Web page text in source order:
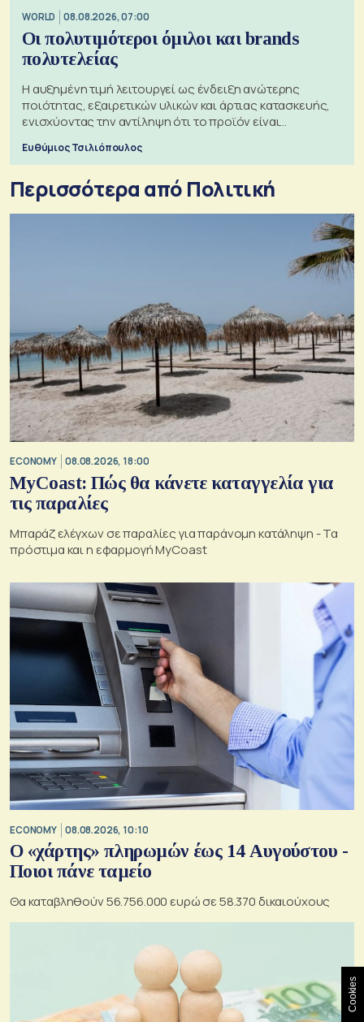
WORLD 08.08.2026, 07:00
Οι πολυτιμότεροι όμιλοι και brands
πολυτελείας
Η αυξημένη τιμή λειτουργεί ως ένδειξη ανώτερης
ποιότητας, εξαιρετικών υλικών και άρτιας κατασκευής,
ενισχύοντας την αντίληψη ότι το προϊόν είναι
Ευθύμιος Τσιλιόπουλος
Περισσότερα από Πολιτική
ECONOMY 08.08.2026, 18:00
MyCoast: Πώς θα κάνετε καταγγελία για
τις παραλίες
Μπαράζ ελέγχων σε παραλίες για παράνομη κατάληψη - Τα
πρόστιμα και η εφαρμογή MyCoast
ECONOMY 08.08.2026, 10:10
Ο «χάρτης» πληρωμών έως 14 Αυγούστου -
Ποιοι πάνε ταμείο
Θα καταβληθούν 56.756.000 ευρώ σε 58.370 δικαιούχους
Cookies